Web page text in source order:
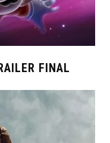
FINAL